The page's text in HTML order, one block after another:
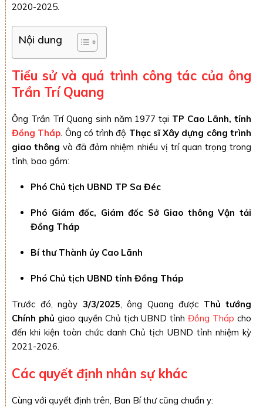
2020-2025.
Nội dung
Tiểu sử và quá trình công tác của ông
Trần Trí Quang
Ông Trần Trí Quang sinh năm 1977 tại TP Cao Lãnh, tỉnh
Đồng Tháp. Ông có trình độ Thạc sĩ Xây dựng công trình
giao thông và đã đảm nhiệm nhiều vị trí quan trọng trong
tỉnh, bao gồm:
Phó Chủ tịch UBND TP Sa Đéc
Phó Giám đốc, Giám đốc Sở Giao thông Vận tải
Đồng Tháp
Bí thư Thành ủy Cao Lãnh
Phó Chủ tịch UBND tỉnh Đồng Tháp
Trước đó, ngày 3/3/2025, ông Quang được Thủ tướng
Chính phủ giao quyền Chủ tịch UBND tỉnhĐồng Tháp cho
đến khi kiện toàn chức danh Chủ tịch UBND tỉnh nhiệm kỳ
2021-2026.
Các quyết định nhân sự khác
Cùng với quyết định trên, Ban Bí thư cũng chuẩn y: